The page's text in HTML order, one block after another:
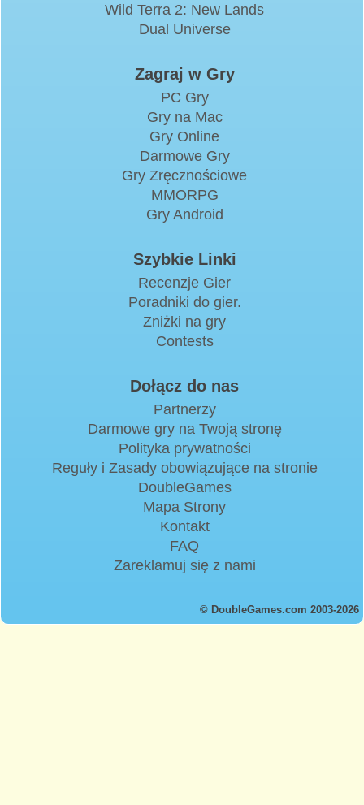
Wild Terra 2: New Lands
Dual Universe
Zagraj w Gry
PC Gry
Gry na Mac
Gry Online
Darmowe Gry
Gry Zręcznościowe
MMORPG
Gry Android
Szybkie Linki
Recenzje Gier
Poradniki do gier.
Zniżki na gry
Contests
Dołącz do nas
Partnerzy
Darmowe gry na Twoją stronę
Polityka prywatności
Reguły i Zasady obowiązujące na stronie
DoubleGames
Mapa Strony
Kontakt
FAQ
Zareklamuj się z nami
© DoubleGames.com 2003-2026